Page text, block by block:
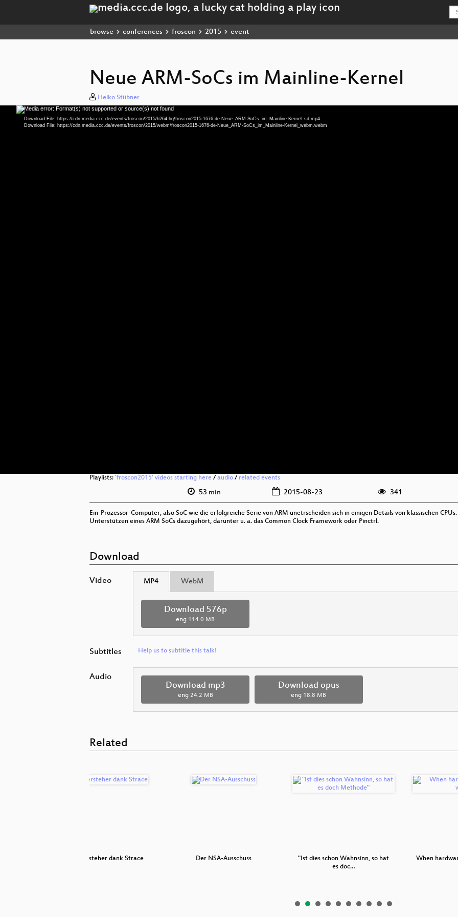
browse conferences froscon 2015 event
Neue ARM-SoCs im Mainline-Kernel
Heiko Stübner
Video
Player
Media error: Format(s) not supported or source(s) not found
Download File: https://cdn.media.ccc.de/events/froscon/2015/h264-hq/froscon2015-1676-de-Neue_ARM-SoCs_im_Mainline-Kernel_sd.mp4
Download File: https://cdn.media.ccc.de/events/froscon/2015/webm/froscon2015-1676-de-Neue_ARM-SoCs_im_Mainline-Kernel_webm.webm
Playlists: 'froscon2015' videos starting here / audio / related events
53 min 2015-08-23 341
Ein-Prozessor-Computer, also SoC wie die erfolgreiche Serie von ARM unetrscheiden sich in einigen Details von klassischen
Unterstützen eines ARM SoCs dazugehört, darunter u. a. das Common Clock Framework oder Pinctrl.
Download
Video MP4 WebM
Download 576p
eng 114.0 MB
Subtitles Help us to subtitle this talk!
Audio
Download mp3
eng 24.2 MB
Download opus
eng 18.8 MB
Related
Bash-Versteher dank Strace Der NSA-Ausschuss
"Ist dies schon Wahnsinn, so hat
es doc…
When